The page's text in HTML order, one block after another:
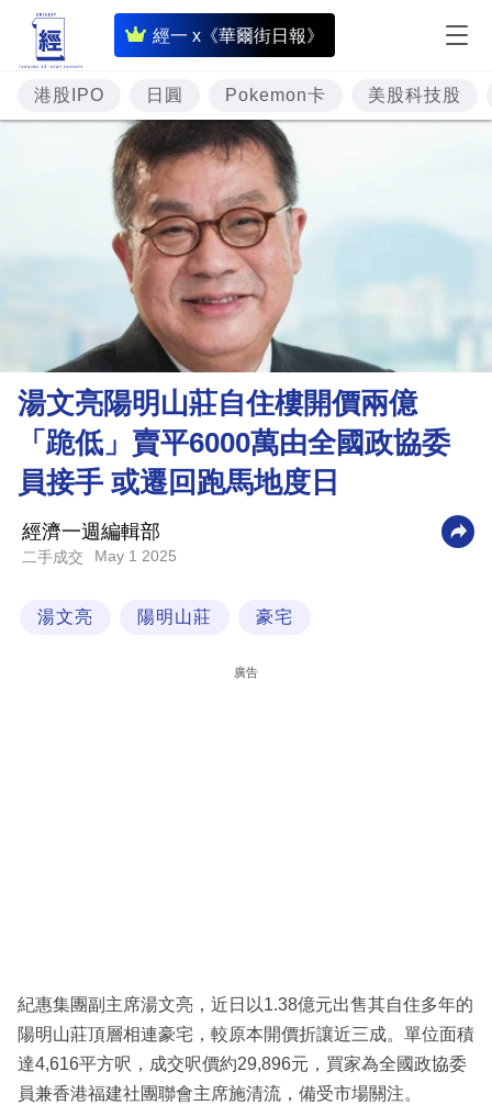
經一 x《華爾街日報》
即
時
財
經
專
題
投
資
樓
市
理
財
商
業
科
技
場
港股IPO 日圓 Pokemon卡 美股科技股
湯文亮陽明山莊自住樓開價兩億
「跪低」賣平6000萬由全國政協委
員接手 或遷回跑馬地度日
經濟一週編輯部
二手成交 May 1 2025
湯文亮 陽明山莊 豪宅
廣告
紀惠集團副主席湯文亮，近日以1.38億元出售其自住多年的
陽明山莊頂層相連豪宅，較原本開價折讓近三成。單位面積
達4,616平方呎，成交呎價約29,896元，買家為全國政協委
員兼香港福建社團聯會主席施清流，備受市場關注。